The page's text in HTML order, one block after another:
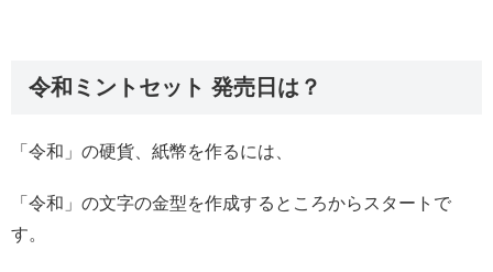
令和ミントセット 発売日は？
「令和」の硬貨、紙幣を作るには、
「令和」の文字の金型を作成するところからスタートで
す。